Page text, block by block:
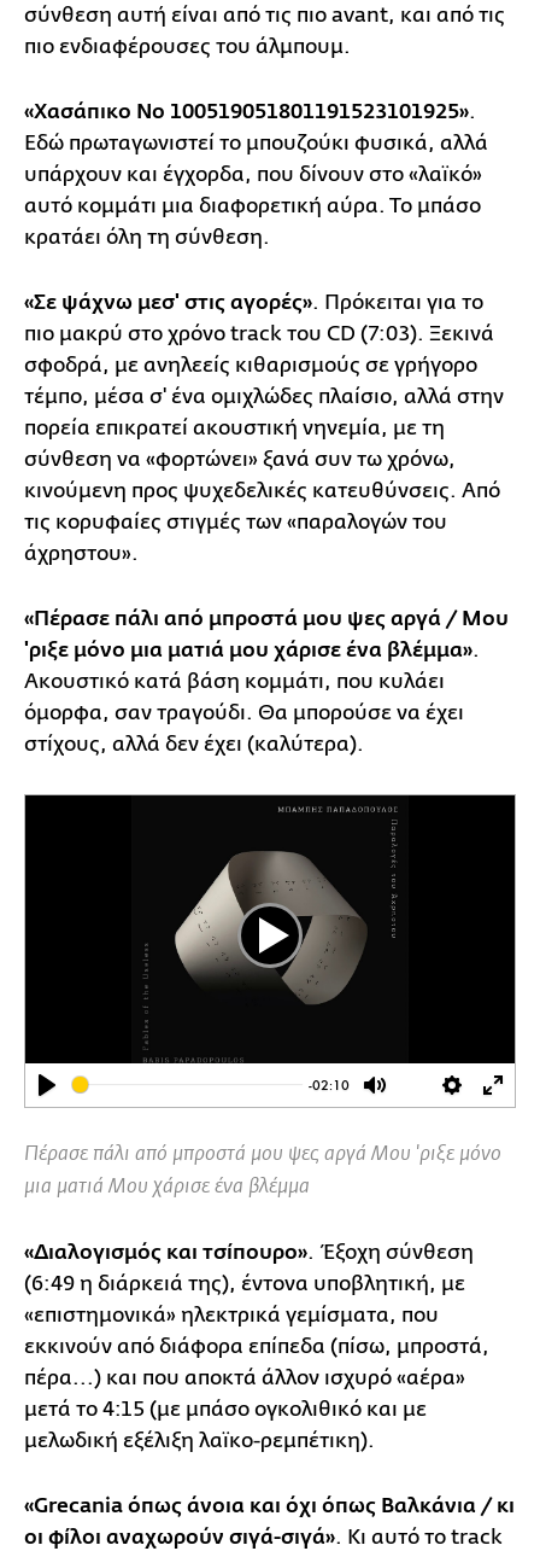
σύνθεση αυτή είναι από τις πιο avant, και από τις
πιο ενδιαφέρουσες του άλμπουμ.
«Χασάπικο Νο 100519051801191523101925».
Εδώ πρωταγωνιστεί το μπουζούκι φυσικά, αλλά
υπάρχουν και έγχορδα, που δίνουν στο «λαϊκό»
αυτό κομμάτι μια διαφορετική αύρα. Το μπάσο
κρατάει όλη τη σύνθεση.
«Σε ψάχνω μεσ' στις αγορές». Πρόκειται για το
πιο μακρύ στο χρόνο track του CD (7:03). Ξεκινά
σφοδρά, με ανηλεείς κιθαρισμούς σε γρήγορο
τέμπο, μέσα σ' ένα ομιχλώδες πλαίσιο, αλλά στην
πορεία επικρατεί ακουστική νηνεμία, με τη
σύνθεση να «φορτώνει» ξανά συν τω χρόνω,
κινούμενη προς ψυχεδελικές κατευθύνσεις. Από
τις κορυφαίες στιγμές των «παραλογών του
άχρηστου».
«Πέρασε πάλι από μπροστά μου ψες αργά / Μου
'ριξε μόνο μια ματιά μου χάρισε ένα βλέμμα».
Ακουστικό κατά βάση κομμάτι, που κυλάει
όμορφα, σαν τραγούδι. Θα μπορούσε να έχει
στίχους, αλλά δεν έχει (καλύτερα).
Play
-02:10
Mute Settings
Play
Πέρασε πάλι από μπροστά μου ψες αργά Μου 'ριξε μόνο
μια ματιά Μου χάρισε ένα βλέμμα
«Διαλογισμός και τσίπουρο». Έξοχη σύνθεση
(6:49 η διάρκειά της), έντονα υποβλητική, με
«επιστημονικά» ηλεκτρικά γεμίσματα, που
εκκινούν από διάφορα επίπεδα (πίσω, μπροστά,
πέρα...) και που αποκτά άλλον ισχυρό «αέρα»
μετά το 4:15 (με μπάσο ογκολιθικό και με
μελωδική εξέλιξη λαϊκο-ρεμπέτικη).
«Grecania όπως άνοια και όχι όπως Βαλκάνια / κι
οι φίλοι αναχωρούν σιγά-σιγά». Κι αυτό το track